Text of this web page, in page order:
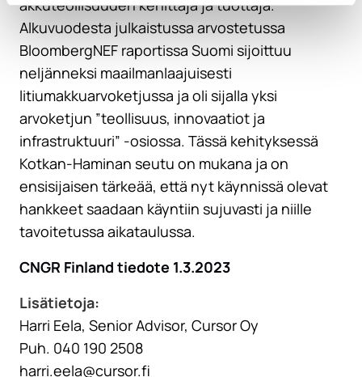
akkuteollisuuden kehittäjä ja tuottaja.
Alkuvuodesta julkaistussa arvostetussa
BloombergNEF raportissa Suomi sijoittuu
neljänneksi maailmanlaajuisesti
litiumakkuarvoketjussa ja oli sijalla yksi
arvoketjun ”teollisuus, innovaatiot ja
infrastruktuuri” -osiossa. Tässä kehityksessä
Kotkan-Haminan seutu on mukana ja on
ensisijaisen tärkeää, että nyt käynnissä olevat
hankkeet saadaan käyntiin sujuvasti ja niille
tavoitetussa aikataulussa.
CNGR Finland tiedote 1.3.2023
Lisätietoja:
Harri Eela, Senior Advisor, Cursor Oy
Puh. 040 190 2508
harri.eela@cursor.fi